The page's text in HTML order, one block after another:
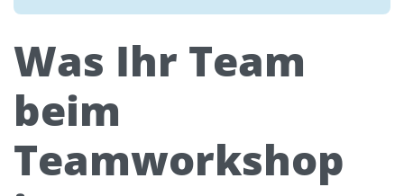
Was Ihr Team
beim
Teamworkshop